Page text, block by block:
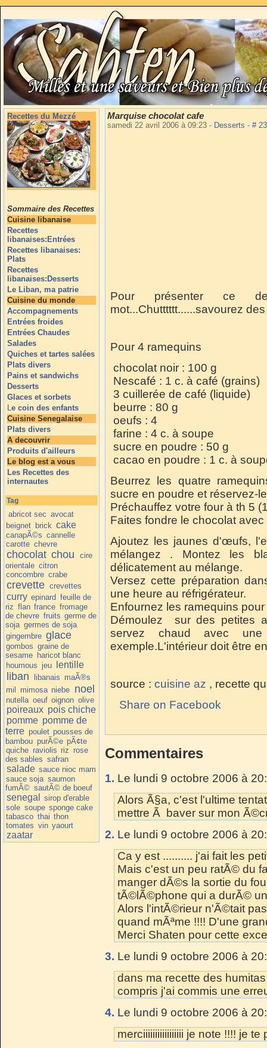
Recettes du Mezzé
Sommaire des Recettes
Cuisine libanaise
Recettes
libanaises:Entrées
Recettes libanaises:
Plats
Recettes
libanaises:Desserts
Le Liban, ma patrie
Cuisine du monde
Accompagnements
Entrées froides
Entrées Chaudes
Salades
Quiches et tartes salées
Plats divers
Pains et sandwichs
Desserts
Glaces et sorbets
Le coin des enfants
Cuisine Senegalaise
Plats divers
A decouvrir
Produits d'ailleurs
Le blog est a vous
Les Recettes des
internautes
Tag
abricot sec avocat
beignet brick cake
canapÃ©s cannelle
carotte chevre
chocolat chou
cire
orientale citron
concombre crabe
crevette crevettes
curry epinard feuille de
riz flan france fromage
de chevre fruits germe de
soja germes de soja
gingembre glace
gombos graine de
sesame haricot blanc
houmous jeu lentille
liban libanais maÃ®s
mil mimosa niebe noel
nutella oeuf oignon olive
poireaux pois chiche
pomme pomme de
terre poulet pousses de
bambou purÃ©e pÃ¢te
quiche raviolis riz rose
des sables safran
salade sauce nioc mam
sauce soja saumon
fumÃ© sautÃ© de boeuf
senegal
sirop d'erable
sole soupe sponge cake
tabasco thai thon
tomates vin yaourt
zaatar
Marquise chocolat cafe
samedi 22 avril 2006 à 09:23 - Desserts - #
Pour présenter ce
mot...Chutttttt......savourez
Pour 4 ramequins
chocolat noir : 100 g
Nescafé : 1 c. à café (grains)
3 cuillerée de café (liquide)
beurre : 80 g
oeufs : 4
farine : 4 c. à soupe
sucre en poudre : 50 g
cacao en poudre : 1 c. à
Beurrez les quatre
sucre en poudre et réservez-
Préchauffez votre four à th 5
Faites fondre le chocolat
Ajoutez les jaunes d'œufs,
mélangez . Montez les
délicatement au mélange.
Versez cette préparation
une heure au réfrigérateur.
Enfournez les ramequins
Démoulez sur des petites
servez chaud avec
exemple.L'intérieur doit être
source : cuisine az , recette
Share on Facebook
Commentaires
1. Le lundi 9 octobre 2006 à
Alors Ã§a, c'est l'ultime
mettre Ã baver sur mon
2. Le lundi 9 octobre 2006 à
Ca y est .......... j'ai fait les
Mais c'est un peu ratÃ© du
manger dÃ©s la sortie du
tÃ©lÃ©phone qui a durÃ©
Alors l'intÃ©rieur n'Ã©tait
quand mÃªme !!!! D'une
Merci Shaten pour cette
3. Le lundi 9 octobre 2006 à
dans ma recette des
compris j'ai commis une
4. Le lundi 9 octobre 2006 à
merciiiiiiiiiiiiiiiii je note !!!! je